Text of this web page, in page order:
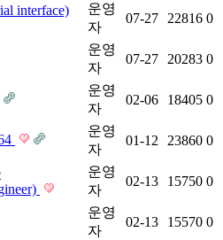
interface)
운영
자
07-27 22816 0
운영
자
07-27 20283 0
운영
자
02-06 18405 0
운영
자
01-12 23860 0
운영
자
02-13 15750 0
운영
자
02-13 15570 0